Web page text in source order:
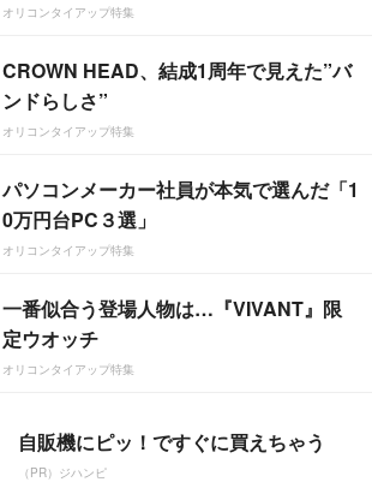
オリコンタイアップ特集
CROWN HEAD、結成1周年で見えた”バ
ンドらしさ”
オリコンタイアップ特集
パソコンメーカー社員が本気で選んだ「1
0万円台PC３選」
オリコンタイアップ特集
一番似合う登場人物は…『VIVANT』限
定ウオッチ
オリコンタイアップ特集
自販機にピッ！ですぐに買えちゃう
（PR）ジハンピ